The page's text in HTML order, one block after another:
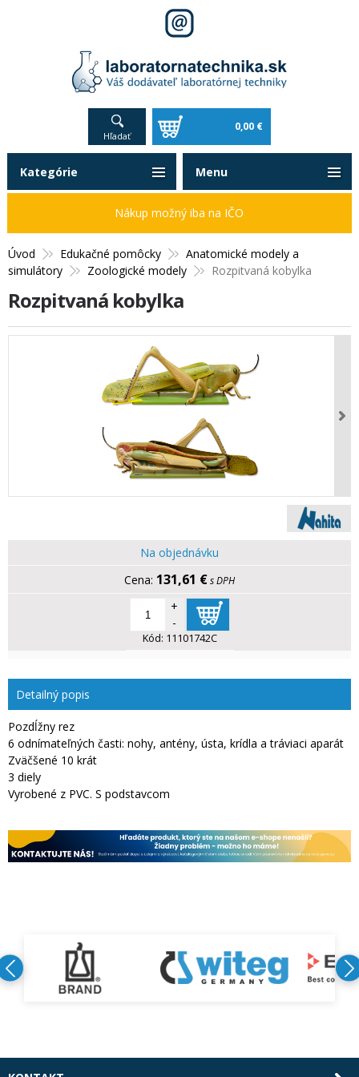
Hľadať
0,00 €
Úvod Edukačné pomôcky
Anatomické modely a
simulátory
Zoologické modely Rozpitvaná kobylka
Rozpitvaná kobylka
Na objednávku
131,61 €s DPH
+
-
Kód: 11101742C
Detailný popis
Pozdĺžny rez
6 odnímateľných časti: nohy, antény, ústa, krídla a tráviaci aparát
Zväčšené 10 krát
3 diely
Vyrobené z PVC. S podstavcom
Kategórie
Nákup možný iba na IČO
Menu